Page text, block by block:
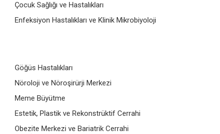
Çocuk Sağlığı ve Hastalıkları
Enfeksiyon Hastalıkları ve Klinik Mikrobiyoloji
Göğüs Hastalıkları
Nöroloji ve Nöroşirürji Merkezi
Meme Büyütme
Estetik, Plastik ve Rekonstrüktif Cerrahi
Obezite Merkezi ve Bariatrik Cerrahi